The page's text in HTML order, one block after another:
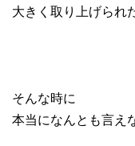
大きく取り上げられ
そんな時に
本当になんとも言え